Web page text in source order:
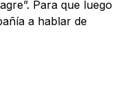
Para que luego
a hablar de